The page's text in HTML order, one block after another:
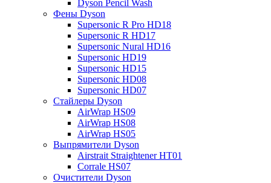
Dyson Pencil Wash
Фены Dyson
Supersonic R Pro HD18
Supersonic R HD17
Supersonic Nural HD16
Supersonic HD19
Supersonic HD15
Supersonic HD08
Supersonic HD07
Стайлеры Dyson
AirWrap HS09
AirWrap HS08
AirWrap HS05
Выпрямители Dyson
Airstrait Straightener HT01
Corrale HS07
Очистители Dyson